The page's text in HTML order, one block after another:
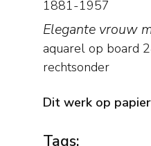
1881-1957
Elegante vrouw
aquarel op board
rechtsonder
Dit werk op
Tags: